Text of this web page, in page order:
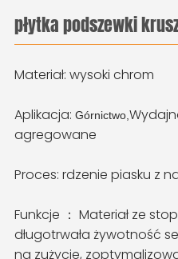
płytka podszewki
Materiał: wysoki chrom
Aplikacja: Górnictwo,
agregowane
Proces: rdzenie piasku z
Funkcje ： Materiał ze
długotrwała żywotność
na zużycie,